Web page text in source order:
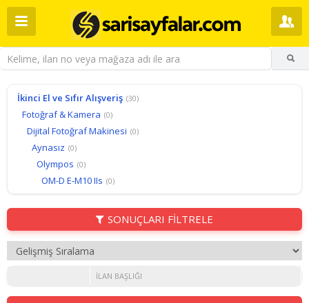
İkinci El ve Sıfır Alışveriş (30)
Fotoğraf & Kamera (0)
Dijital Fotoğraf Makinesi (0)
Aynasız (0)
Olympos (0)
OM-D E-M10 IIs (0)
SONUÇLARI FİLTRELE
İLAN BAŞLIĞI